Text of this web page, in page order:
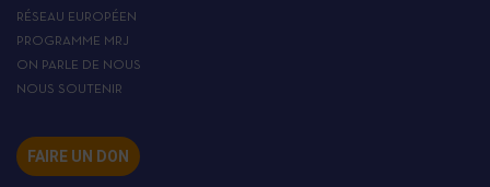
RÉSEAU EUROPÉEN
PROGRAMME MRJ
ON PARLE DE NOUS
NOUS SOUTENIR
FAIRE UN DON